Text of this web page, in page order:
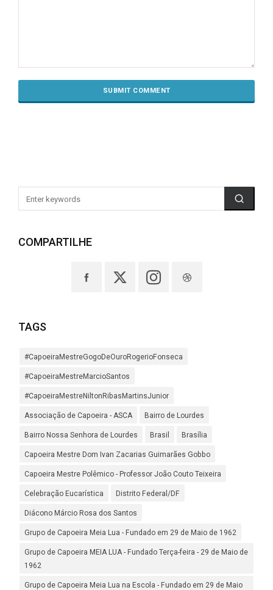
COMPARTILHE
TAGS
#CapoeiraMestreGogoDeOuroRogerioFonseca
#CapoeiraMestreMarcioSantos
#CapoeiraMestreNiltonRibasMartinsJunior
Associação de Capoeira - ASCA Bairro de Lourdes
Bairro Nossa Senhora de Lourdes Brasil Brasília
Capoeira Mestre Dom Ivan Zacarias Guimarães Gobbo
Capoeira Mestre Polêmico - Professor João Couto Teixeira
Celebração Eucarística Distrito Federal/DF
Diácono Márcio Rosa dos Santos
Grupo de Capoeira Meia Lua - Fundado em 29 de Maio de 1962
Grupo de Capoeira MEIA LUA - Fundado Terça-feira - 29 de Maio de
1962
Grupo de Capoeira Meia Lua na Escola - Fundado em 29 de Maio